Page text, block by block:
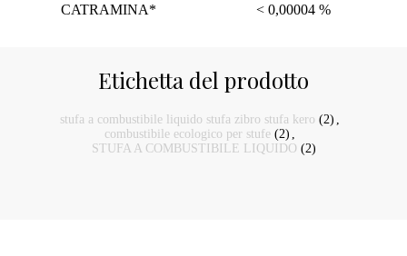
CATRAMINA*
< 0,00004 %
Etichetta del prodotto
stufa a combustibile liquido stufa zibro stufa kero (2) ,
combustibile ecologico per stufe (2) ,
STUFA A COMBUSTIBILE LIQUIDO (2)